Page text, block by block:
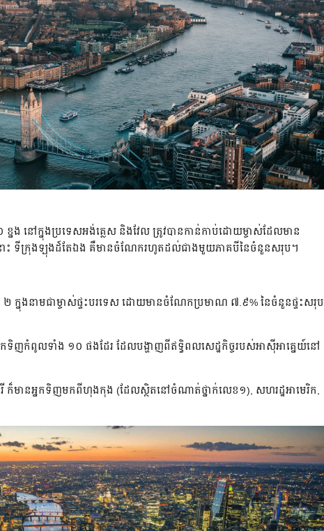
នង នៅក្នុងប្រទេសអង់គ្លេស និងវែល ត្រូវបានកាន់កាប់ដោយម្ចាស់ដែលមាន
ះ ទីក្រុងឡុងដ៍តែឯង គឺមានចំណែករហូតដល់ជាងមួយភាគបីនៃចំនួនសរុប។
២ ក្នុងនាមជាម្ចាស់ផ្ទះបរទេស ដោយមានចំណែកប្រមាណ ៧.៩% នៃចំនួនផ្ទះសរុប
ទិញកំពូលទាំង ១០ ផងដែរ ដែលបង្ហាញពីឥទ្ធិពលសេដ្ឋកិច្ចរបស់អាស៊ីអាគ្នេយ៍នៅ
ក៏មានអ្នកទិញមកពីហុងកុង (ដែលស្ថិតនៅចំណាត់ថ្នាក់លេខ១), សហរដ្ឋអាមេរិក,